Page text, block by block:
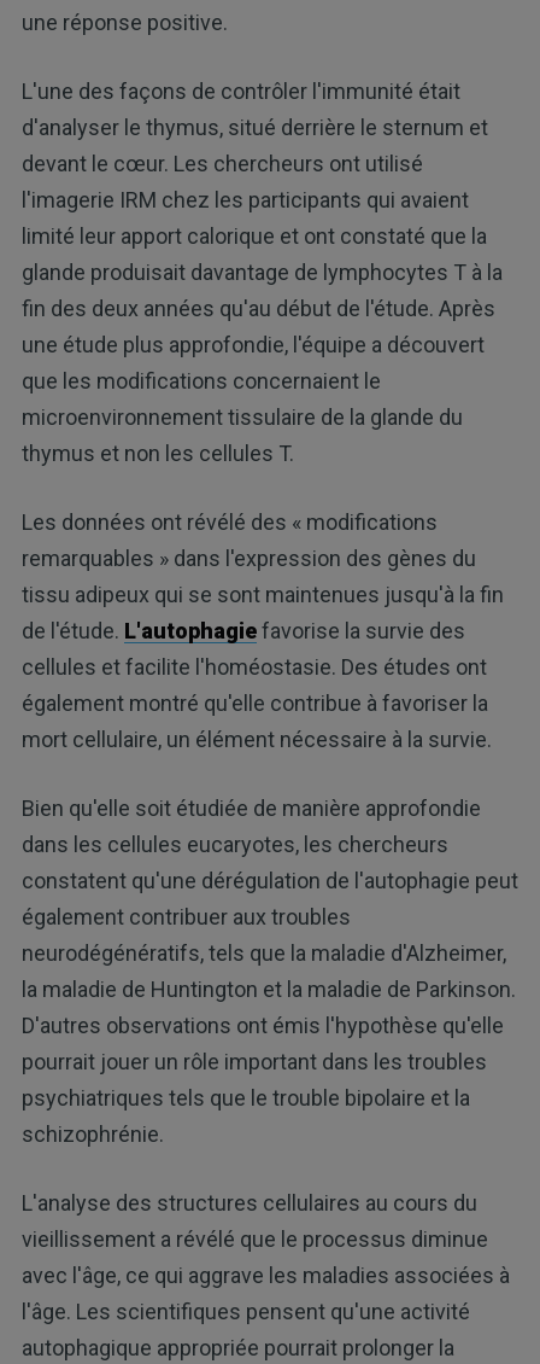
une réponse positive.
L'une des façons de contrôler l'immunité était
d'analyser le thymus, situé derrière le sternum et
devant le cœur. Les chercheurs ont utilisé
l'imagerie IRM chez les participants qui avaient
limité leur apport calorique et ont constaté que la
glande produisait davantage de lymphocytes T à la
fin des deux années qu'au début de l'étude. Après
une étude plus approfondie, l'équipe a découvert
que les modifications concernaient le
microenvironnement tissulaire de la glande du
thymus et non les cellules T.
Les données ont révélé des « modifications
remarquables » dans l'expression des gènes du
tissu adipeux qui se sont maintenues jusqu'à la fin
de l'étude. L'autophagiefavorise la survie des
cellules et facilite l'homéostasie. Des études ont
également montré qu'elle contribue à favoriser la
mort cellulaire, un élément nécessaire à la survie.
Bien qu'elle soit étudiée de manière approfondie
dans les cellules eucaryotes, les chercheurs
constatent qu'une dérégulation de l'autophagie peut
également contribuer aux troubles
neurodégénératifs, tels que la maladie d'Alzheimer,
la maladie de Huntington et la maladie de Parkinson.
D'autres observations ont émis l'hypothèse qu'elle
pourrait jouer un rôle important dans les troubles
psychiatriques tels que le trouble bipolaire et la
schizophrénie.
L'analyse des structures cellulaires au cours du
vieillissement a révélé que le processus diminue
avec l'âge, ce qui aggrave les maladies associées à
l'âge. Les scientifiques pensent qu'une activité
autophagique appropriée pourrait prolonger la